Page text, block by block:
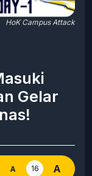
HoK Campus Attack
Gelar
A 16 A